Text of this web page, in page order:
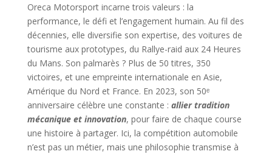
Oreca Motorsport incarne trois valeurs : la
performance, le défi et l’engagement humain. Au fil des
décennies, elle diversifie son expertise, des voitures de
tourisme aux prototypes, du Rallye-raid aux 24 Heures
du Mans. Son palmarès ? Plus de 50 titres, 350
victoires, et une empreinte internationale en Asie,
Amérique du Nord et France. En 2023, son 50ᵉ
anniversaire célèbre une constante : allier tradition
mécanique et innovation, pour faire de chaque course
une histoire à partager. Ici, la compétition automobile
n’est pas un métier, mais une philosophie transmise à